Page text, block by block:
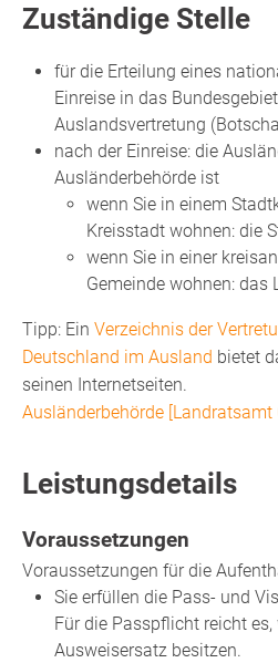
Zuständige Stelle
für die Erteilung eines
Einreise in das
Auslandsvertretung
nach der Einreise: die
Ausländerbehörde ist
wenn Sie in einem
Kreisstadt wohnen: die
wenn Sie in einer
Gemeinde wohnen: das
Tipp: Ein Verzeichnis der
Deutschland im Ausland bietet
seinen Internetseiten.
Ausländerbehörde [Landratsamt
Leistungsdetails
Voraussetzungen
Voraussetzungen für die
Sie erfüllen die Pass- und
Für die Passpflicht reicht es,
Ausweisersatz besitzen.